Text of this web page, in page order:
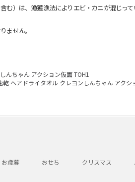
）は、漁獲漁法によりエビ・カニが混じっ
ません。
んちゃん アクション仮面 TOH1
乾 ヘアドライタオル クレヨンしんちゃん アクシ
お歳暮 おせち クリスマス